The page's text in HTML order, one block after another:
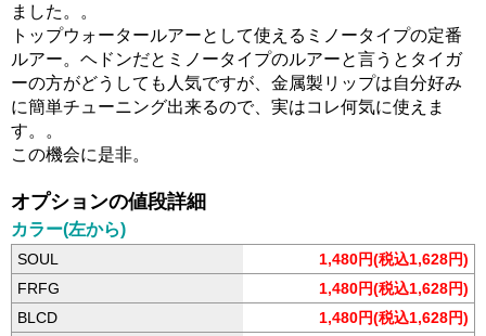
ました。。
トップウォータールアーとして使えるミノータイプの定番
ルアー。ヘドンだとミノータイプのルアーと言うとタイガ
ーの方がどうしても人気ですが、金属製リップは自分好み
に簡単チューニング出来るので、実はコレ何気に使えま
す。。
この機会に是非。
オプションの値段詳細
カラー(左から)
SOUL
1,480円(税込1,628円)
FRFG
1,480円(税込1,628円)
BLCD
1,480円(税込1,628円)